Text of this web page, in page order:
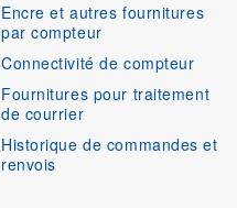
Encre et autres fournitures
par compteur
Connectivité de compteur
Fournitures pour traitement
de courrier
Historique de commandes et
renvois